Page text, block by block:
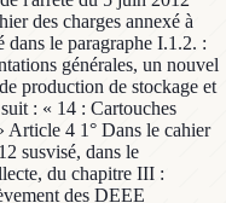
des charges annexé à
le paragraphe I.1.2. :
générales, un nouvel
production de stockage et
: « 14 : Cartouches
4 1° Dans le cahier
susvisé, dans le
du chapitre III :
des DEEE